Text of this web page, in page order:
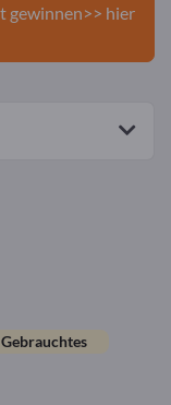
gewinnen>> hier
Gebrauchtes